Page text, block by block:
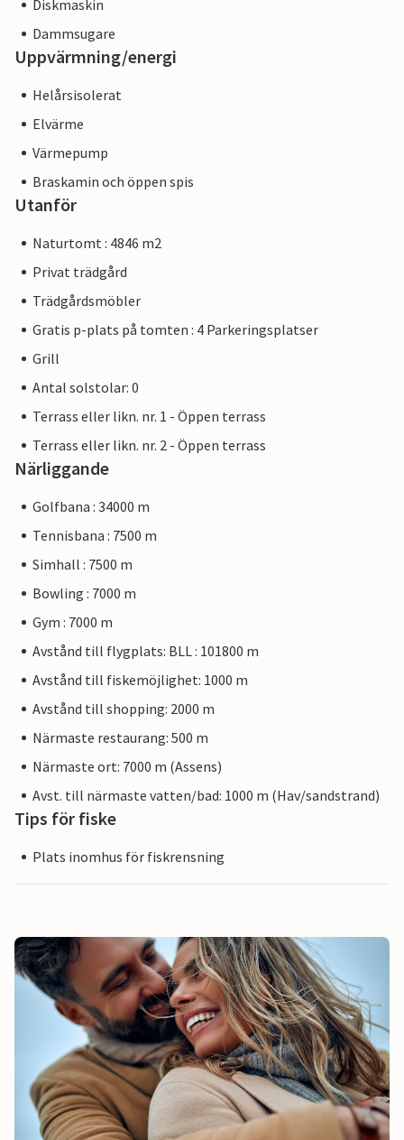
Diskmaskin
Dammsugare
Uppvärmning/energi
Helårsisolerat
Elvärme
Värmepump
Braskamin och öppen spis
Utanför
Naturtomt : 4846 m2
Privat trädgård
Trädgårdsmöbler
Gratis p-plats på tomten : 4 Parkeringsplatser
Grill
Antal solstolar: 0
Terrass eller likn. nr. 1 - Öppen terrass
Terrass eller likn. nr. 2 - Öppen terrass
Närliggande
Golfbana : 34000 m
Tennisbana : 7500 m
Simhall : 7500 m
Bowling : 7000 m
Gym : 7000 m
Avstånd till flygplats: BLL : 101800 m
Avstånd till fiskemöjlighet: 1000 m
Avstånd till shopping: 2000 m
Närmaste restaurang: 500 m
Närmaste ort: 7000 m (Assens)
Avst. till närmaste vatten/bad: 1000 m (Hav/sandstrand)
Tips för fiske
Plats inomhus för fiskrensning